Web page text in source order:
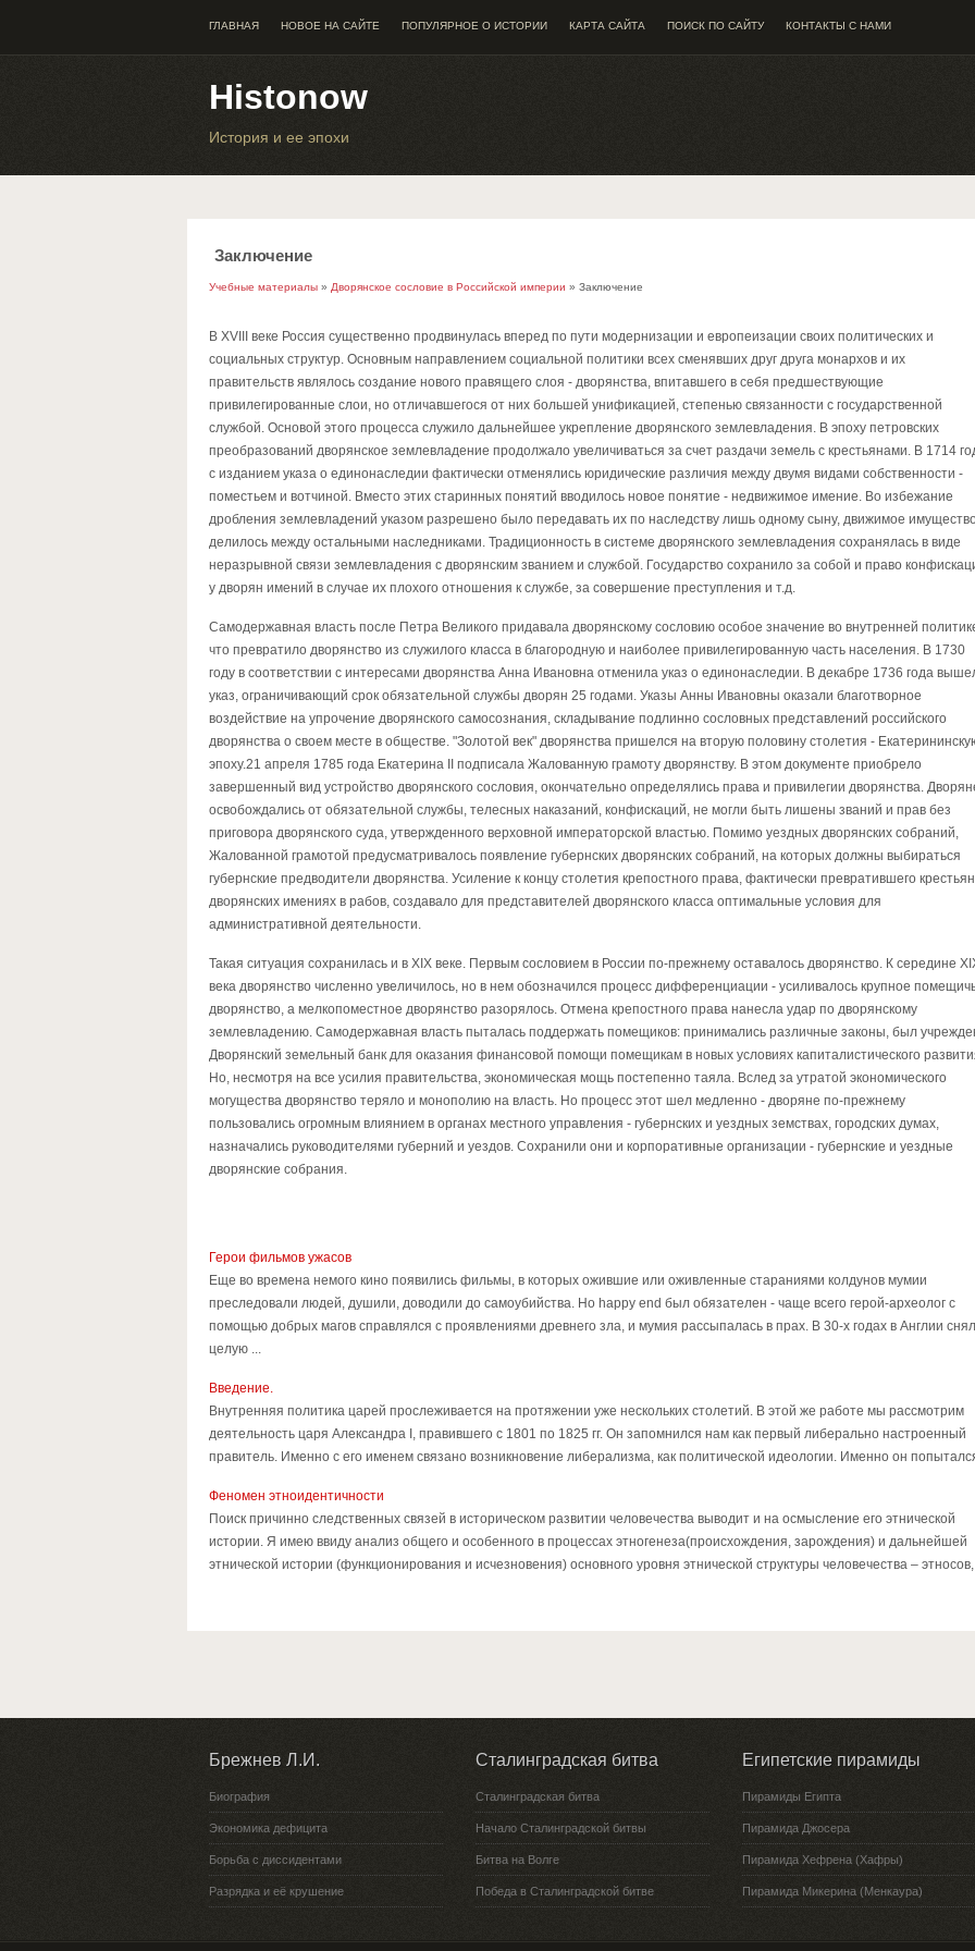
ГЛАВНАЯ НОВОЕ НА САЙТЕ ПОПУЛЯРНОЕ О ИСТОРИИ КАРТА САЙТА ПОИСК ПО САЙТУ КОНТАКТЫ С НАМИ
Histonow
История и ее эпохи
Заключение
Учебные материалы » Дворянское сословие в Российской империи » Заключение
В XVIII веке Россия существенно продвинулась вперед по пути модернизации и европеизации своих политических и
социальных структур. Основным направлением социальной политики всех сменявших друг друга монархов и их
правительств являлось создание нового правящего слоя - дворянства, впитавшего в себя предшествующие
привилегированные слои, но отличавшегося от них большей унификацией, степенью связанности с государственной
службой. Основой этого процесса служило дальнейшее укрепление дворянского землевладения. В эпоху петровских
преобразований дворянское землевладение продолжало увеличиваться за счет раздачи земель с крестьянами. В 1714
с изданием указа о единонаследии фактически отменялись юридические различия между двумя видами собственности -
поместьем и вотчиной. Вместо этих старинных понятий вводилось новое понятие - недвижимое имение. Во избежание
дробления землевладений указом разрешено было передавать их по наследству лишь одному сыну, движимое
делилось между остальными наследниками. Традиционность в системе дворянского землевладения сохранялась в виде
неразрывной связи землевладения с дворянским званием и службой. Государство сохранило за собой и право
у дворян имений в случае их плохого отношения к службе, за совершение преступления и т.д.
Самодержавная власть после Петра Великого придавала дворянскому сословию особое значение во внутренней
что превратило дворянство из служилого класса в благородную и наиболее привилегированную часть населения. В 1730
году в соответствии с интересами дворянства Анна Ивановна отменила указ о единонаследии. В декабре 1736 года
указ, ограничивающий срок обязательной службы дворян 25 годами. Указы Анны Ивановны оказали благотворное
воздействие на упрочение дворянского самосознания, складывание подлинно сословных представлений российского
дворянства о своем месте в обществе. "Золотой век" дворянства пришелся на вторую половину столетия -
эпоху.21 апреля 1785 года Екатерина II подписала Жалованную грамоту дворянству. В этом документе приобрело
завершенный вид устройство дворянского сословия, окончательно определялись права и привилегии дворянства.
освобождались от обязательной службы, телесных наказаний, конфискаций, не могли быть лишены званий и прав без
приговора дворянского суда, утвержденного верховной императорской властью. Помимо уездных дворянских собраний,
Жалованной грамотой предусматривалось появление губернских дворянских собраний, на которых должны выбираться
губернские предводители дворянства. Усиление к концу столетия крепостного права, фактически превратившего
дворянских имениях в рабов, создавало для представителей дворянского класса оптимальные условия для
административной деятельности.
Такая ситуация сохранилась и в XIX веке. Первым сословием в России по-прежнему оставалось дворянство. К середине
века дворянство численно увеличилось, но в нем обозначился процесс дифференциации - усиливалось крупное
дворянство, а мелкопоместное дворянство разорялось. Отмена крепостного права нанесла удар по дворянскому
землевладению. Самодержавная власть пыталась поддержать помещиков: принимались различные законы, был
Дворянский земельный банк для оказания финансовой помощи помещикам в новых условиях капиталистического
Но, несмотря на все усилия правительства, экономическая мощь постепенно таяла. Вслед за утратой экономического
могущества дворянство теряло и монополию на власть. Но процесс этот шел медленно - дворяне по-прежнему
пользовались огромным влиянием в органах местного управления - губернских и уездных земствах, городских думах,
назначались руководителями губерний и уездов. Сохранили они и корпоративные организации - губернские и уездные
дворянские собрания.
Герои фильмов ужасов
Еще во времена немого кино появились фильмы, в которых ожившие или оживленные стараниями колдунов мумии
преследовали людей, душили, доводили до самоубийства. Но happy end был обязателен - чаще всего герой-археолог с
помощью добрых магов справлялся с проявлениями древнего зла, и мумия рассыпалась в прах. В 30-х годах в Англии
целую ...
Введение.
Внутренняя политика царей прослеживается на протяжении уже нескольких столетий. В этой же работе мы рассмотрим
деятельность царя Александра I, правившего с 1801 по 1825 гг. Он запомнился нам как первый либерально настроенный
правитель. Именно с его именем связано возникновение либерализма, как политической идеологии. Именно он
Феномен этноидентичности
Поиск причинно следственных связей в историческом развитии человечества выводит и на осмысление его этнической
истории. Я имею ввиду анализ общего и особенного в процессах этногенеза(происхождения, зарождения) и дальнейшей
этнической истории (функционирования и исчезновения) основного уровня этнической структуры человечества –
Брежнев Л.И.
Биография
Экономика дефицита
Борьба с диссидентами
Разрядка и её крушение
Сталинградская битва
Сталинградская битва
Начало Сталинградской битвы
Битва на Волге
Победа в Сталинградской битве
Египетские пирамиды
Пирамиды Египта
Пирамида Джосера
Пирамида Хефрена (Хафры)
Пирамида Микерина (Менкаура)